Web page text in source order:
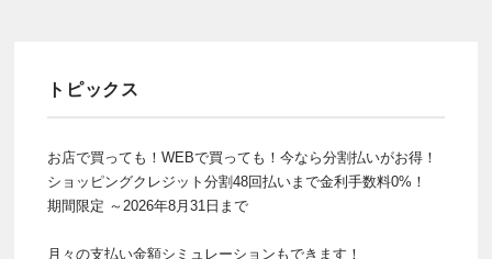
トピックス
お店で買っても！WEBで買っても！今なら分割払いがお得！
ショッピングクレジット分割48回払いまで金利手数料0%！
期間限定 ～2026年8月31日まで
月々の支払い金額シミュレーションもできます！